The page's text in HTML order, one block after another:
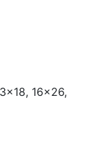
16x26,